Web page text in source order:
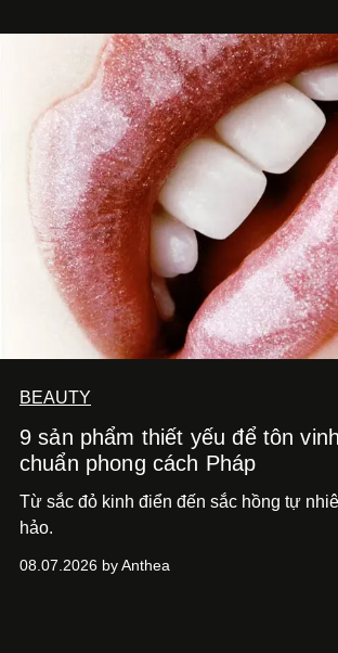
BEAUTY
9 sản phẩm thiết yếu để tôn
chuẩn phong cách Pháp
Từ sắc đỏ kinh điển đến sắc hồng tự
hảo.
08.07.2026 by Anthea